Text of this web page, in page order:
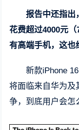
报告中还指出
花费超过4000元
有高端手机，这也
新款iPhone
将面临来自华为及
争，到底用户会怎